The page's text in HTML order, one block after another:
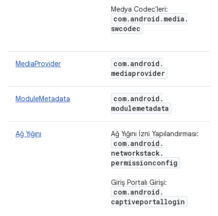
Medya Codec'leri:
com.android . media .
swcodec
MediaProvider com.android .
mediaprovider
ModuleMetadata com.android .
modulemetadata
Ağ Yığını Ağ Yığını İzni Yapılandırması:
com.android .
networkstack.
permissionconfig
Giriş Portalı Girişi:
com.android .
captiveportallogin